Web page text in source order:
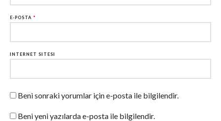
E-POSTA *
İNTERNET SITESI
Beni sonraki yorumlar için e-posta ile bilgilendir.
Beni yeni yazılarda e-posta ile bilgilendir.